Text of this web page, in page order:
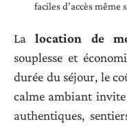
faciles d’accès même
Lalocation de
souplesse et
durée du séjour, le
calme ambiant
authentiques,